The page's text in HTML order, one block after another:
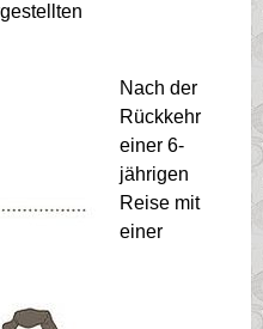
Nach der
Rückkehr
einer 6-
jährigen
Reise mit
einer